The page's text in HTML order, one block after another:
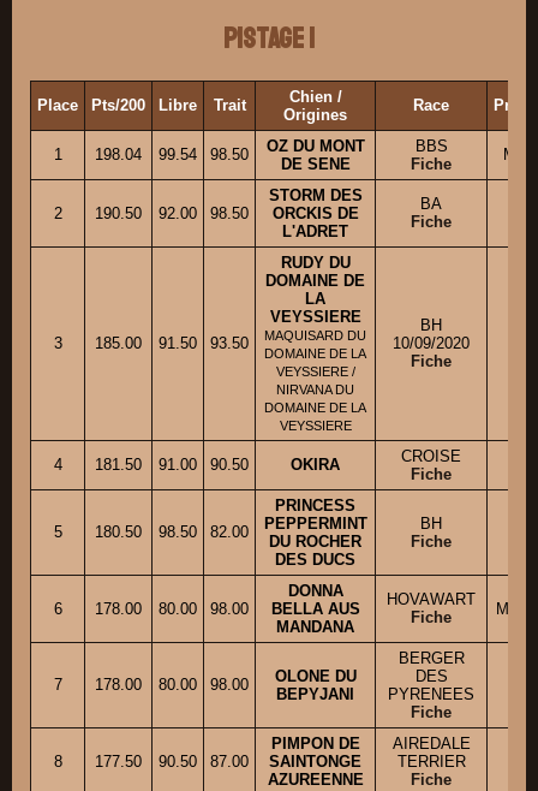
Pistage 1
Place Pts/200 Libre Trait
Chien /
Origines
Race
1 198.04 99.54 98.50
OZ DU MONT
DE SENE
BBS
Fiche
M.
2 190.50 92.00 98.50
STORM DES
ORCKIS DE
L'ADRET
BA
Fiche
3 185.00 91.50 93.50
RUDY DU
DOMAINE DE
LA
VEYSSIERE
MAQUISARD DU
DOMAINE DE LA
VEYSSIERE /
NIRVANA DU
DOMAINE DE LA
VEYSSIERE
BH
10/09/2020
Fiche
4 181.50 91.00 90.50 OKIRA
CROISE
Fiche
5 180.50 98.50 82.00
PRINCESS
PEPPERMINT
DU ROCHER
DES DUCS
BH
Fiche
6 178.00 80.00 98.00
DONNA
BELLA AUS
MANDANA
HOVAWART
Fiche
M.
7 178.00 80.00 98.00
OLONE DU
BEPYJANI
BERGER
DES
PYRENEES
Fiche
8 177.50 90.50 87.00
PIMPON DE
SAINTONGE
AZUREENNE
AIREDALE
TERRIER
Fiche